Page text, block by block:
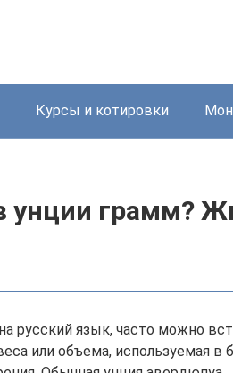
Курсы и котировки
унции грамм?
русский язык, часто можно
или объема, используемая в